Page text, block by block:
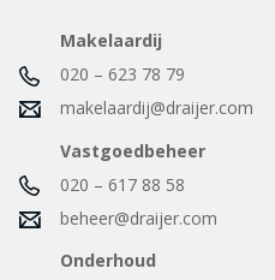
Makelaardij
020 – 623 78 79
makelaardij@draijer.com
Vastgoedbeheer
020 – 617 88 58
beheer@draijer.com
Onderhoud